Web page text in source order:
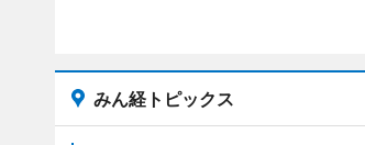
みん経トピックス